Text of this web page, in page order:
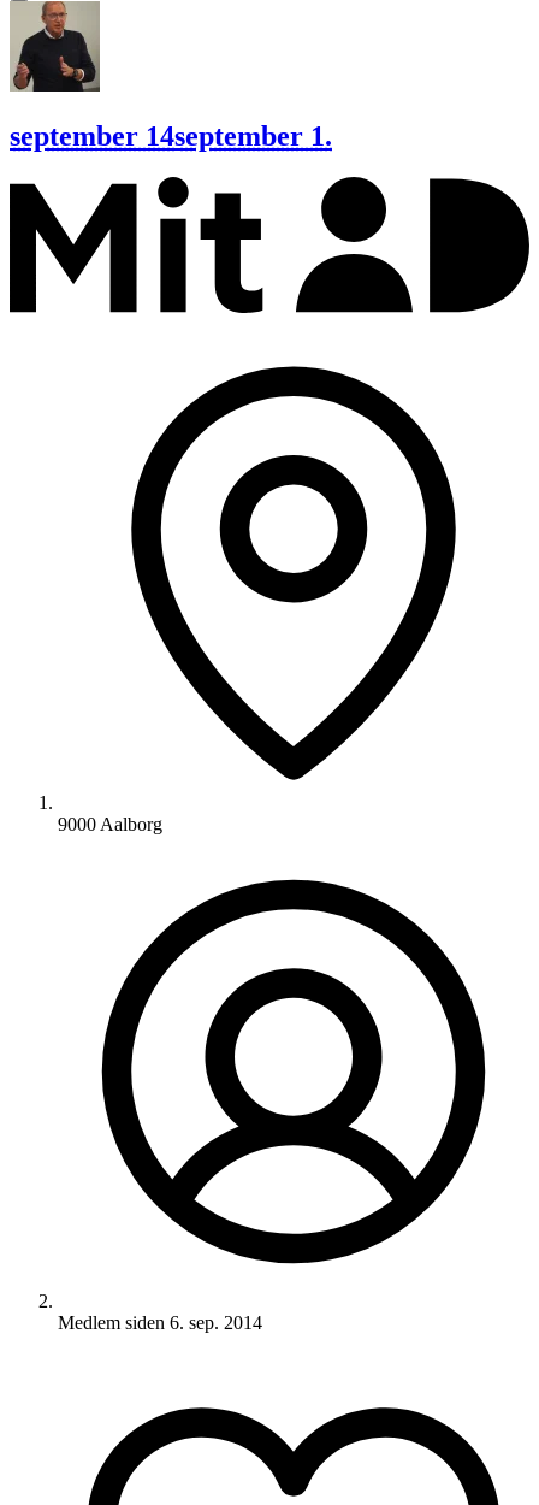
september 14september 1.
9000 Aalborg
Medlem siden 6. sep. 2014